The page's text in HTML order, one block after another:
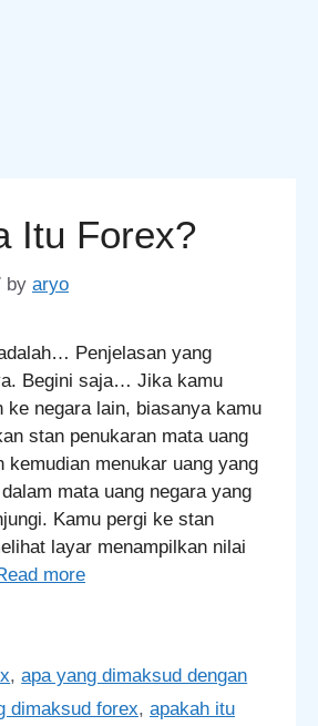
Itu Forex?
by aryo
Penjelasan yang
Begini saja… Jika kamu
ke negara lain, biasanya kamu
stan penukaran mata uang
kemudian menukar uang yang
mata uang negara yang
Kamu pergi ke stan
layar menampilkan nilai
more
,apa yang dimaksud dengan
dimaksud forex, apakah itu